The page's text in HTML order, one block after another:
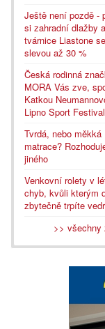
Ještě není pozdě -
si zahradní dlažby a
tvárnice Liastone se
slevou až 30 %
Česká rodinná
MORA Vás zve,
Katkou
Lipno Sport
Tvrdá, nebo měkká
matrace?
jiného
Venkovní rolety v
chyb, kvůli kterým
zbytečně trpíte
>> všechny